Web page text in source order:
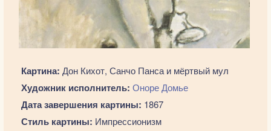
Картина: Дон Кихот, Санчо Панса и мёртвый мул
Художник исполнитель: Оноре Домье
Дата завершения картины: 1867
Стиль картины: Импрессионизм